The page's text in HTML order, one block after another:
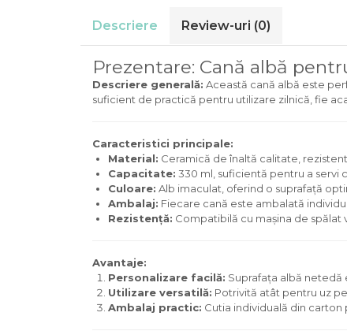
Descriere Review-uri (0)
Prezentare: Cană albă
Descriere generală: Această cană albă este
suficient de practică pentru utilizare zilnică, fie
Caracteristici principale:
Material: Ceramică de înaltă calitate,
Capacitate: 330 ml, suficientă pentru a servi
Culoare: Alb imaculat, oferind o suprafață
Ambalaj: Fiecare cană este ambalată
Rezistență: Compatibilă cu mașina de spălat
Avantaje:
Personalizare facilă: Suprafața albă
Utilizare versatilă: Potrivită atât pentru uz
Ambalaj practic: Cutia individuală din carton